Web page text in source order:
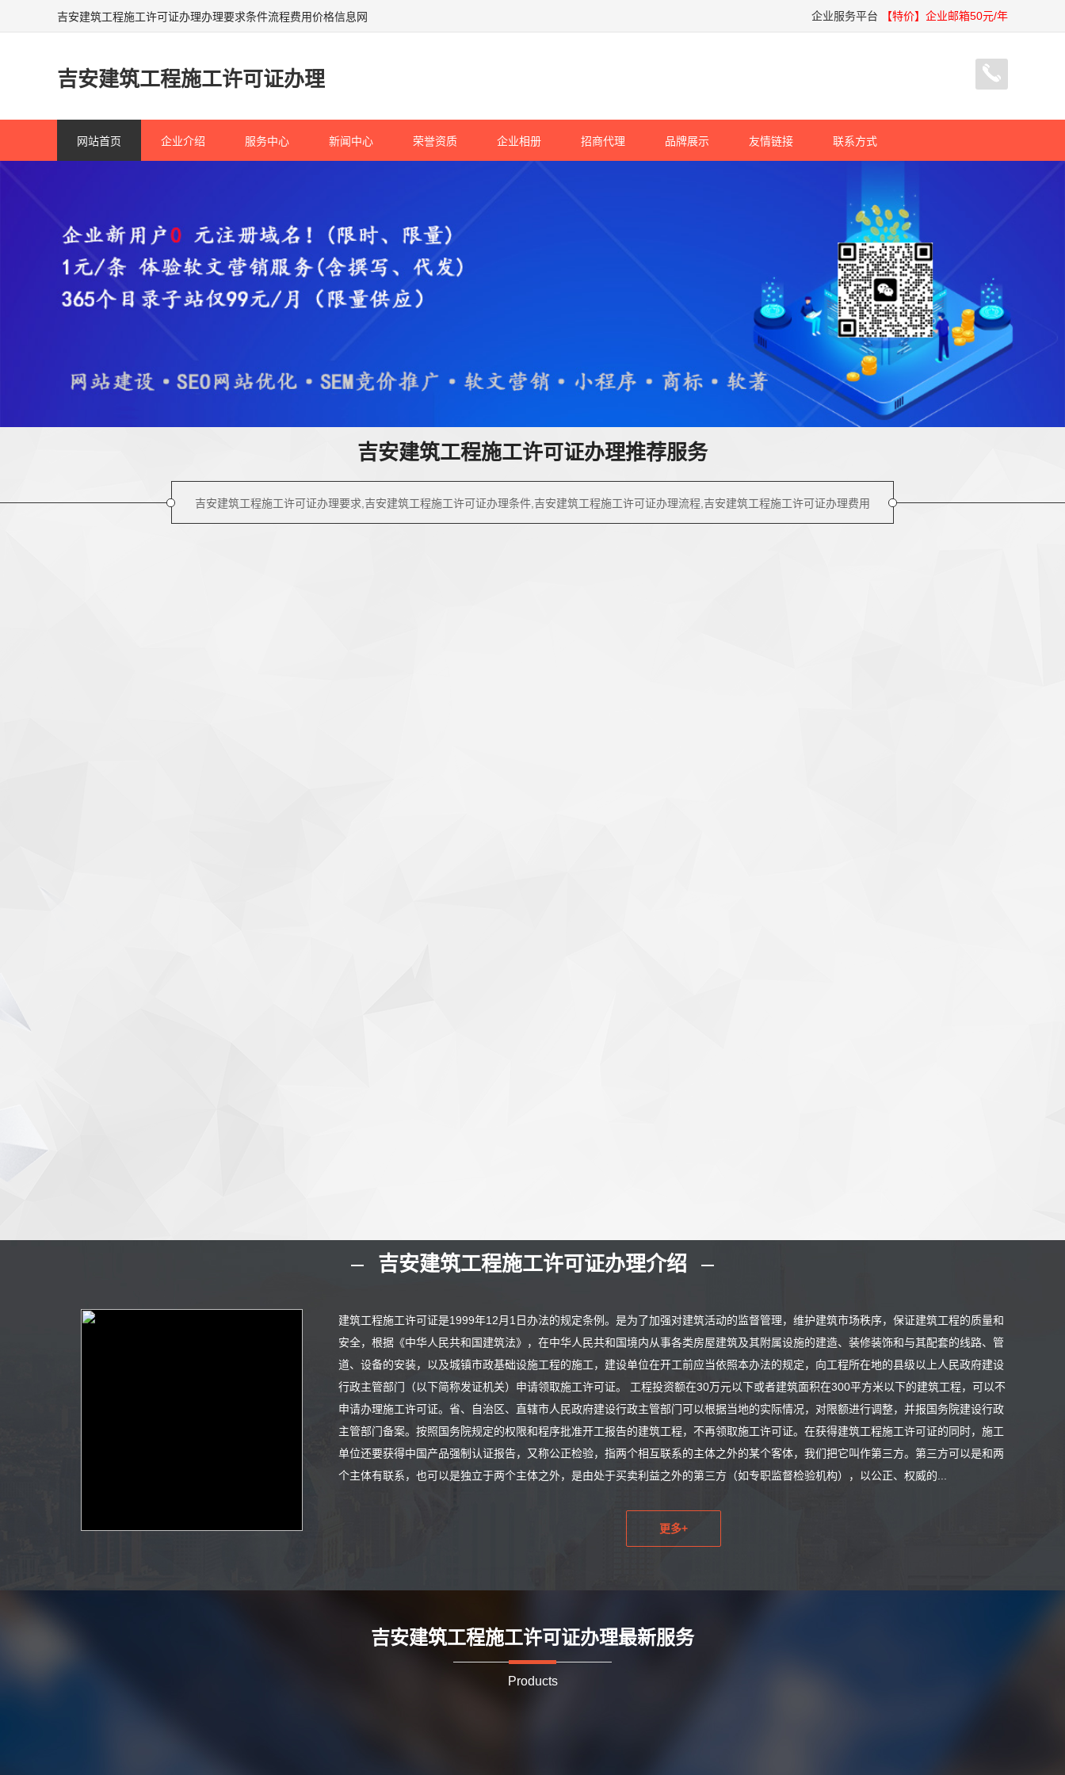
吉安建筑工程施工许可证办理办理要求条件流程费用价格信息网 企业服务平台 【特价】企业邮箱50元/年
吉安建筑工程施工许可证办理
网站首页 企业介绍 服务中心 新闻中心 荣誉资质 企业相册 招商代理 品牌展示 友情链接 联系方式
吉安建筑工程施工许可证办理推荐服务
吉安建筑工程施工许可证办理要求,吉安建筑工程施工许可证办理条件,吉安建筑工程施工许可证办理流程,吉安建筑工程施工许可证办理费用
吉安建筑工程施工许可证办理介绍
建筑工程施工许可证是1999年12月1日办法的规定条例。是为了加强对建筑活动的监督管理，维护建筑市场秩序，保证建筑工程的质量和
安全，根据《中华人民共和国建筑法》，在中华人民共和国境内从事各类房屋建筑及其附属设施的建造、装修装饰和与其配套的线路、管
道、设备的安装，以及城镇市政基础设施工程的施工，建设单位在开工前应当依照本办法的规定，向工程所在地的县级以上人民政府建设
行政主管部门（以下简称发证机关）申请领取施工许可证。 工程投资额在30万元以下或者建筑面积在300平方米以下的建筑工程，可以不
申请办理施工许可证。省、自治区、直辖市人民政府建设行政主管部门可以根据当地的实际情况，对限额进行调整，并报国务院建设行政
主管部门备案。按照国务院规定的权限和程序批准开工报告的建筑工程，不再领取施工许可证。在获得建筑工程施工许可证的同时，施工
单位还要获得中国产品强制认证报告，又称公正检验，指两个相互联系的主体之外的某个客体，我们把它叫作第三方。第三方可以是和两
个主体有联系，也可以是独立于两个主体之外，是由处于买卖利益之外的第三方（如专职监督检验机构），以公正、权威的...
更多+
吉安建筑工程施工许可证办理最新服务
Products